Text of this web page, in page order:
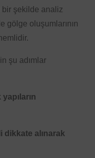
bir şekilde analiz
gölge oluşumlarının
şu adımlar
dikkate alınarak